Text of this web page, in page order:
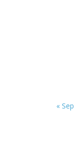
« Sep